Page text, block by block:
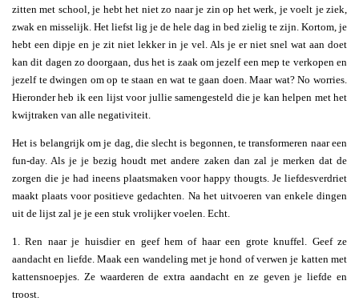
zitten met school, je hebt het niet zo naar je zin op het werk, je voelt je ziek,
zwak en misselijk. Het liefst lig je de hele dag in bed zielig te zijn. Kortom, je
hebt een dipje en je zit niet lekker in je vel. Als je er niet snel wat aan doet
kan dit dagen zo doorgaan, dus het is zaak om jezelf een mep te verkopen en
jezelf te dwingen om op te staan en wat te gaan doen. Maar wat? No worries.
Hieronder heb ik een lijst voor jullie samengesteld die je kan helpen met het
kwijtraken van alle negativiteit.
Het is belangrijk om je dag, die slecht is begonnen, te transformeren naar een
fun-day. Als je je bezig houdt met andere zaken dan zal je merken dat de
zorgen die je had ineens plaatsmaken voor happy thougts. Je liefdesverdriet
maakt plaats voor positieve gedachten. Na het uitvoeren van enkele dingen
uit de lijst zal je je een stuk vrolijker voelen. Echt.
1. Ren naar je huisdier en geef hem of haar een grote knuffel. Geef ze
aandacht en liefde. Maak een wandeling met je hond of verwen je katten met
kattensnoepjes. Ze waarderen de extra aandacht en ze geven je liefde en
troost.